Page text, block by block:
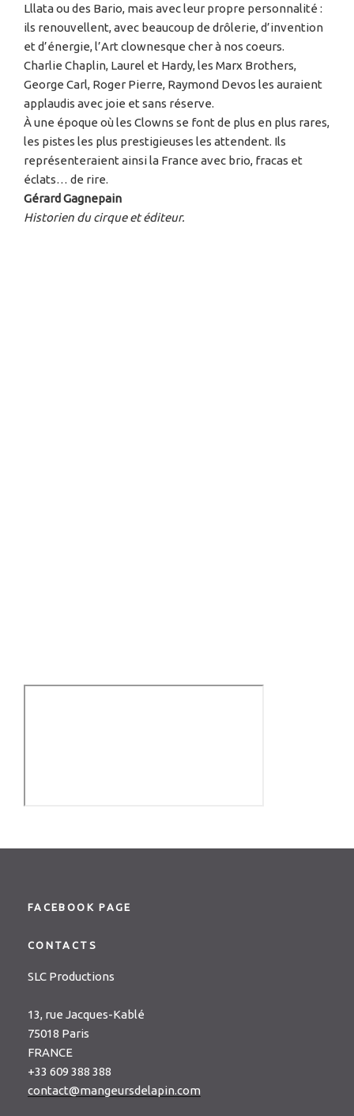
Lllata ou des Bario, mais avec leur propre personnalité :
ils renouvellent, avec beaucoup de drôlerie, d’invention
et d’énergie, l’Art clownesque cher à nos coeurs.
Charlie Chaplin, Laurel et Hardy, les Marx Brothers,
George Carl, Roger Pierre, Raymond Devos les auraient
applaudis avec joie et sans réserve.
À une époque où les Clowns se font de plus en plus rares,
les pistes les plus prestigieuses les attendent. Ils
représenteraient ainsi la France avec brio, fracas et
éclats… de rire.
Gérard Gagnepain
Historien du cirque et éditeur.
FACEBOOK PAGE
CONTACTS
SLC Productions
13, rue Jacques-Kablé
75018 Paris
FRANCE
+33 609 388 388
contact@mangeursdelapin.com